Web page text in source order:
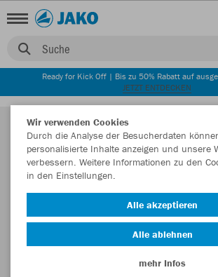
Suche
Ready for Kick Off | Bis zu 50% Rabatt auf
JETZT ENTDECKEN
Wir verwenden Cookies
Durch die Analyse der Besucherdaten
personalisierte Inhalte anzeigen und unsere
verbessern. Weitere Informationen zu den
in den Einstellungen.
Alle akzeptieren
Alle ablehnen
mehr Infos